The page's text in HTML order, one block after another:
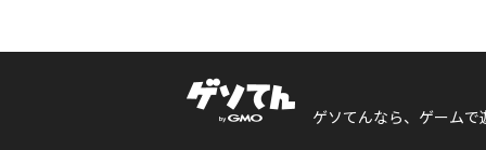
ゲソてんなら、ゲームで